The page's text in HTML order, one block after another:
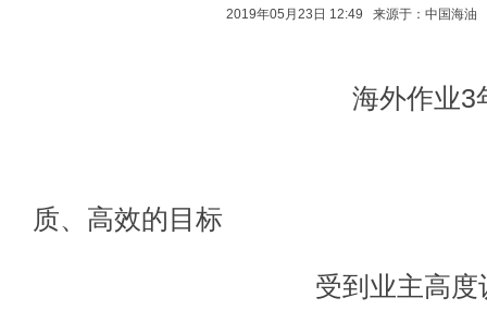
2019年05月23日 12:49 来源于：中国海油
海外作业3
质、高效的目标
受到业主高度